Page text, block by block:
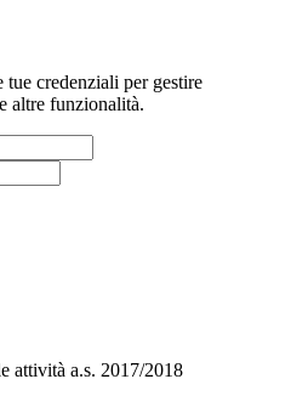
credenziali per gestire
altre funzionalità.
attività a.s. 2017/2018